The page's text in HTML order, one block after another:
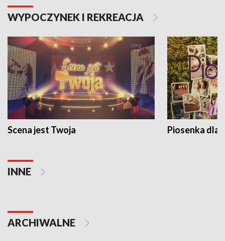
WYPOCZYNEK I REKREACJA
Scena jest Twoja Piosenka dla
INNE
ARCHIWALNE